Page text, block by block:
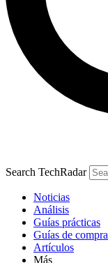
Search TechRadar
Noticias
Análisis
Guías prácticas
Guías de compra
Artículos
Más